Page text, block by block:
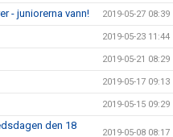
- juniorerna vann! 2019-05-27 08:39
2019-05-23 11:44
2019-05-21 08:29
2019-05-17 09:13
2019-05-15 09:29
den 18
2019-05-08 08:17